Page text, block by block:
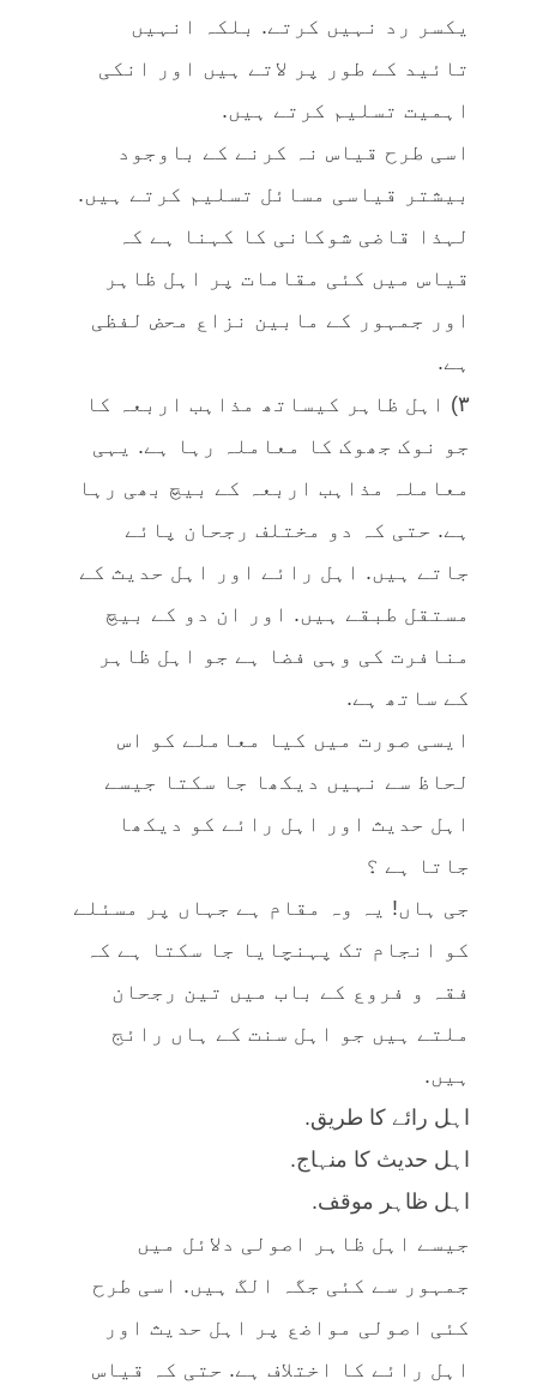
یکسر رد نہیں کرتے. بلکہ انہیں
تائید کے طور پر لاتے ہیں اور انکی
اہمیت تسلیم کرتے ہیں.
اسی طرح قیاس نہ کرنے کے باوجود
بیشتر قیاسی مسائل تسلیم کرتے ہیں.
لہذا قاضی شوکانی کا کہنا ہے کہ
قیاس میں کئی مقامات پر اہل ظاہر
اور جمہور کے مابین نزاع محض لفظی
ہے.
٣) اہل ظاہر کیساتھ مذاہب اربعہ کا
جو نوک جھوک کا معاملہ رہا ہے. یہی
معاملہ مذاہب اربعہ کے بیچ بھی رہا
ہے. حتی کہ دو مختلف رجحان پائے
جاتے ہیں. اہل رائے اور اہل حدیث کے
مستقل طبقے ہیں. اور ان دو کے بیچ
منافرت کی وہی فضا ہے جو اہل ظاہر
کے ساتھ ہے.
ایسی صورت میں کیا معاملے کو اس
لحاظ سے نہیں دیکھا جا سکتا جیسے
اہل حدیث اور اہل رائے کو دیکھا
جاتا ہے ؟
جی ہاں! یہ وہ مقام ہے جہاں پر مسئلے
کو انجام تک پہنچایا جا سکتا ہے کہ
فقہ و فروع کے باب میں تین رجحان
ملتے ہیں جو اہل سنت کے ہاں رائج
ہیں.
اہل رائے کا طریق.
اہل حدیث کا منہاج.
اہل ظاہر موقف.
جیسے اہل ظاہر اصولی دلائل میں
جمہور سے کئی جگہ الگ ہیں. اسی طرح
کئی اصولی مواضع پر اہل حدیث اور
اہل رائے کا اختلاف ہے. حتی کہ قیاس